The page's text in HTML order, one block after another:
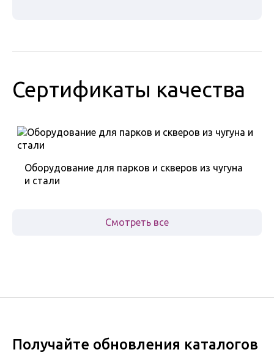
Сертификаты качества
Оборудование для парков и скверов из чугуна
и стали
Смотреть все
Получайте обновления каталогов